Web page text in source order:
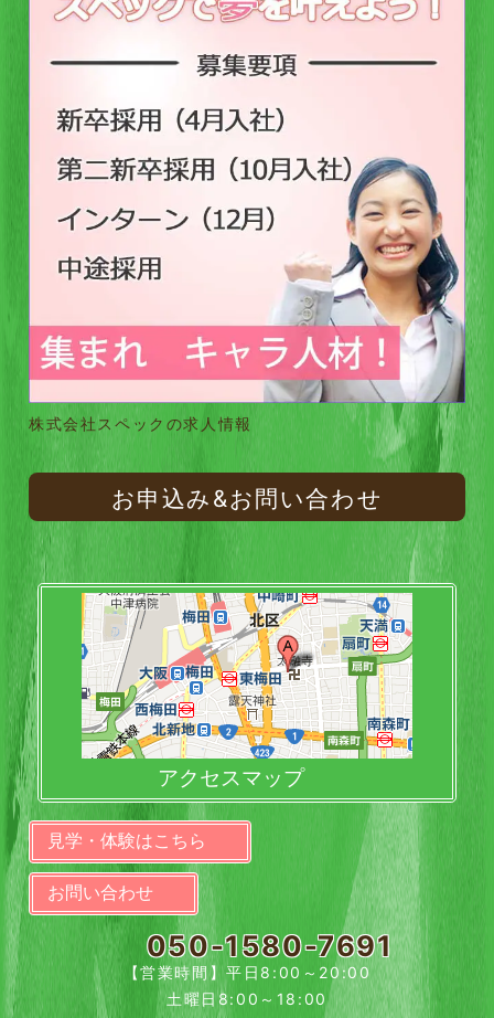
株式会社スペックの求人情報
お申込み&お問い合わせ
アクセスマップ
見学・体験はこちら
お問い合わせ
050-1580-7691
【営業時間】平日8:00～20:00
土曜日8:00～18:00